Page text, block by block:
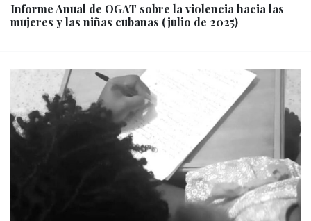
Informe Anual de OGAT sobre la violencia hacia las
mujeres y las niñas cubanas (julio de 2025)